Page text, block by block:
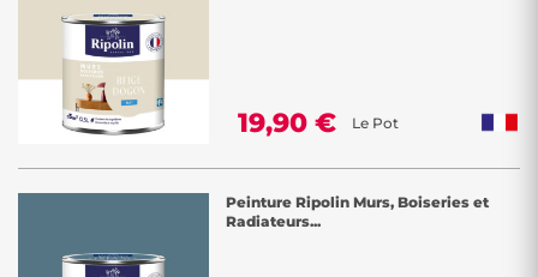
19,90 € Le Pot
Peinture Ripolin Murs, Boiseries et
Radiateurs...